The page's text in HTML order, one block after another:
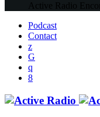
Active Radio
Podcast
Contact